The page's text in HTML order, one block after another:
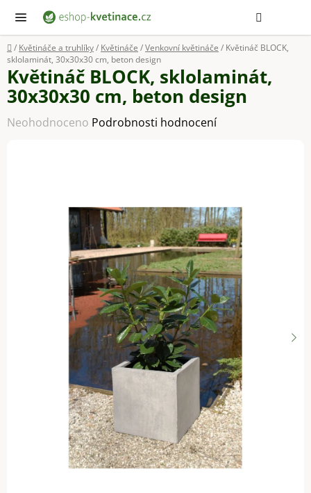
obsah
Domů
/ Květináče a truhlíky/ Květináče /Venkovní květináče / Květináč BLOCK,
sklolaminát, 30x30x30 cm, beton design
Květináč BLOCK, sklolaminát,
30x30x30 cm, beton design
Průměrné
Neohodnoceno Podrobnosti hodnocení